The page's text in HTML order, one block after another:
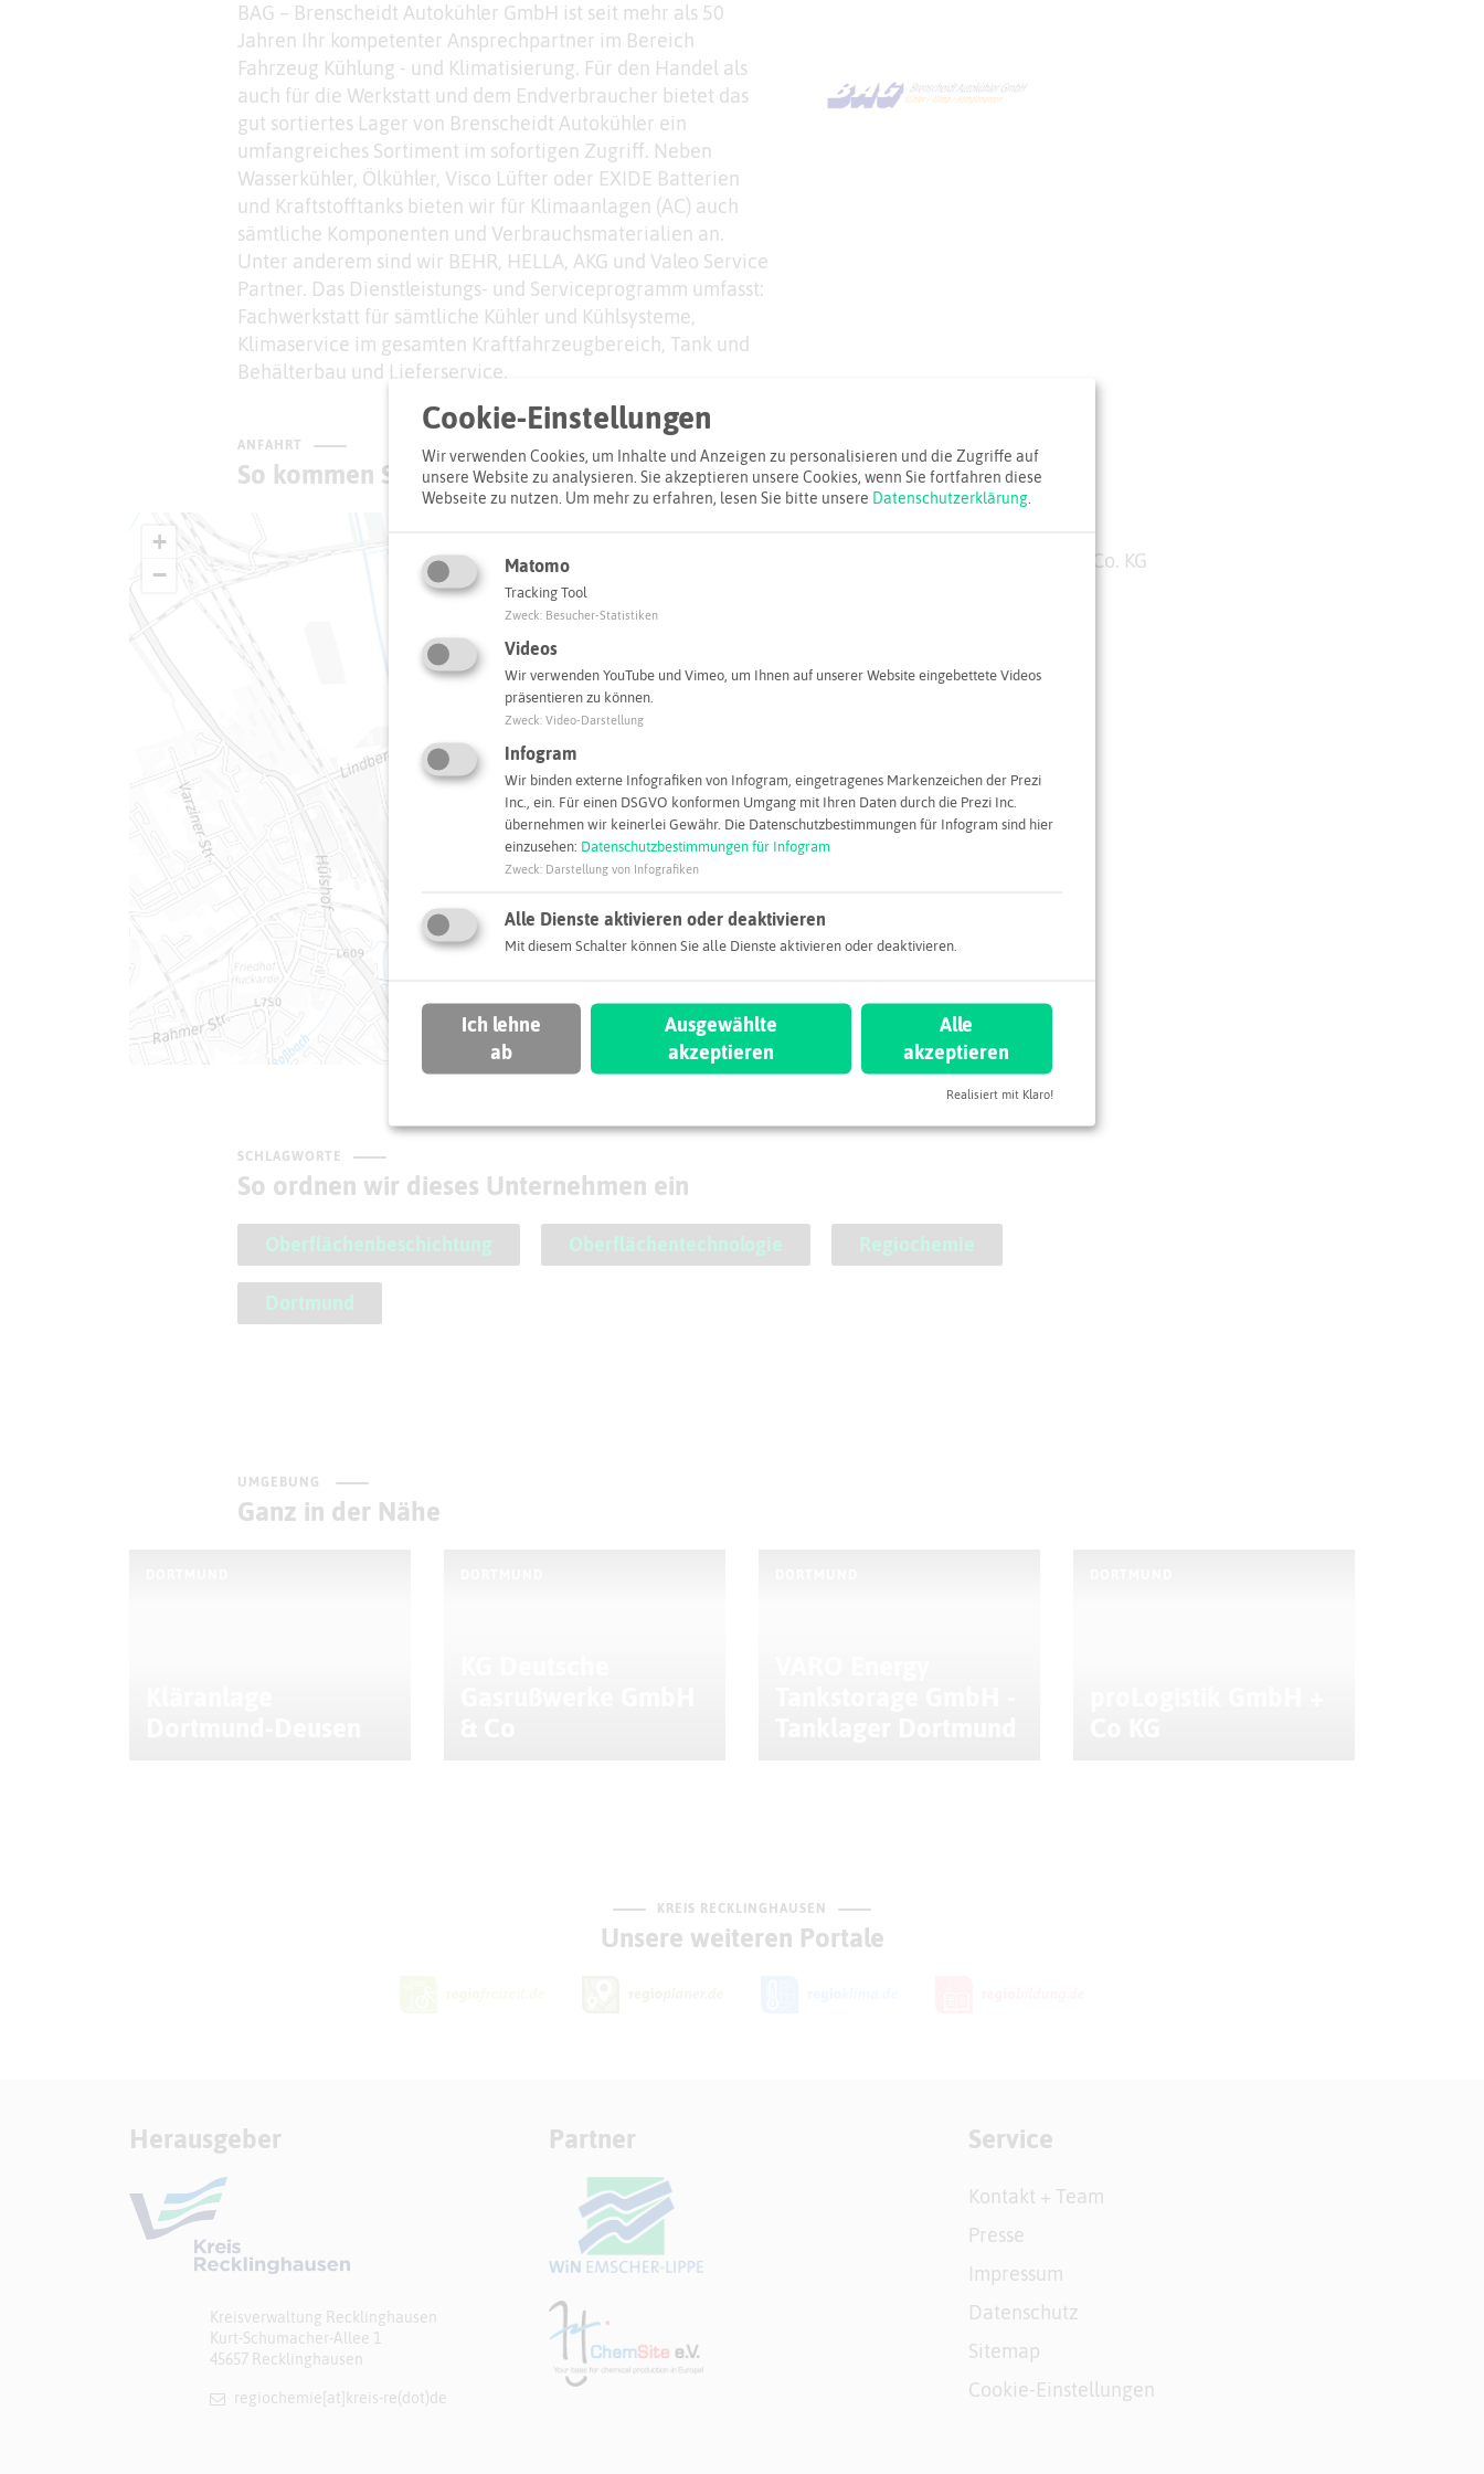
BAG – Brenscheidt Autokühler GmbH ist seit mehr als 50
Jahren Ihr kompetenter Ansprechpartner im Bereich
Fahrzeug Kühlung - und Klimatisierung. Für den Handel als
auch für die Werkstatt und dem Endverbraucher bietet das
gut sortiertes Lager von Brenscheidt Autokühler ein
umfangreiches Sortiment im sofortigen Zugriff. Neben
Wasserkühler, Ölkühler, Visco Lüfter oder EXIDE Batterien
und Kraftstofftanks bieten wir für Klimaanlagen (AC) auch
sämtliche Komponenten und Verbrauchsmaterialien an.
Unter anderem sind wir BEHR, HELLA, AKG und Valeo Service
Partner. Das Dienstleistungs- und Serviceprogramm umfasst:
Fachwerkstatt für sämtliche Kühler und Kühlsysteme,
Klimaservice im gesamten Kraftfahrzeugbereich, Tank und
Behälterbau und Lieferservice.
ANFAHRT
So kommen Sie zum Ziel
+
−
OpenStreetMap contributors |weitere Lizenzen
Otto Brenscheidt GmbH & Co. KG
SCHLAGWORTE
So ordnen wir dieses Unternehmen ein
Oberflächenbeschichtung Oberflächentechnologie Regiochemie
Dortmund
UMGEBUNG
Ganz in der Nähe
KREIS RECKLINGHAUSEN
Unsere weiteren Portale
Herausgeber
Kreisverwaltung Recklinghausen
Kurt-Schumacher-Allee 1
45657 Recklinghausen
regiochemie[at]​kreis-re(dot)de
Partner Service
Kontakt + Team
Presse
Impressum
Datenschutz
Sitemap
Cookie-Einstellungen
Cookie-Einstellungen
Wir verwenden Cookies, um Inhalte und Anzeigen zu personalisieren und die Zugriffe auf
unsere Website zu analysieren. Sie akzeptieren unsere Cookies, wenn Sie fortfahren diese
Webseite zu nutzen. Um mehr zu erfahren, lesen Sie bitte unsere Datenschutzerklärung.
Matomo
Tracking Tool
Zweck: Besucher-Statistiken
Videos
Wir verwenden YouTube und Vimeo, um Ihnen auf unserer Website eingebettete Videos
präsentieren zu können.
Zweck: Video-Darstellung
Infogram
Wir binden externe Infografiken von Infogram, eingetragenes Markenzeichen der Prezi
Inc., ein. Für einen DSGVO konformen Umgang mit Ihren Daten durch die Prezi Inc.
übernehmen wir keinerlei Gewähr. Die Datenschutzbestimmungen für Infogram sind hier
einzusehen: Datenschutzbestimmungen für Infogram
Zweck: Darstellung von Infografiken
Alle Dienste aktivieren oder deaktivieren
Mit diesem Schalter können Sie alle Dienste aktivieren oder deaktivieren.
Ich lehne
ab
Ausgewählte
akzeptieren
Alle
akzeptieren
Realisiert mit Klaro!